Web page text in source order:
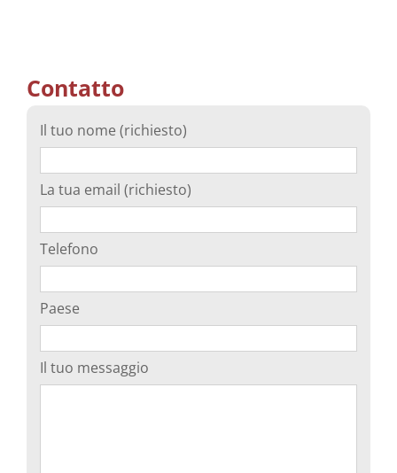
Contatto
Il tuo nome (richiesto)
La tua email (richiesto)
Telefono
Paese
Il tuo messaggio